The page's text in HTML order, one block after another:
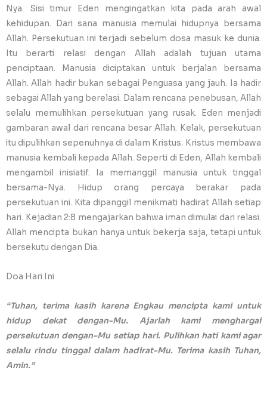
Nya. Sisi timur Eden mengingatkan kita pada arah awal
kehidupan. Dari sana manusia memulai hidupnya bersama
Allah. Persekutuan ini terjadi sebelum dosa masuk ke dunia.
Itu berarti relasi dengan Allah adalah tujuan utama
penciptaan. Manusia diciptakan untuk berjalan bersama
Allah. Allah hadir bukan sebagai Penguasa yang jauh. Ia hadir
sebagai Allah yang berelasi. Dalam rencana penebusan, Allah
selalu memulihkan persekutuan yang rusak. Eden menjadi
gambaran awal dari rencana besar Allah. Kelak, persekutuan
itu dipulihkan sepenuhnya di dalam Kristus. Kristus membawa
manusia kembali kepada Allah. Seperti di Eden, Allah kembali
mengambil inisiatif. Ia memanggil manusia untuk tinggal
bersama-Nya. Hidup orang percaya berakar pada
persekutuan ini. Kita dipanggil menikmati hadirat Allah setiap
hari. Kejadian 2:8 mengajarkan bahwa iman dimulai dari relasi.
Allah mencipta bukan hanya untuk bekerja saja, tetapi untuk
bersekutu dengan Dia.
Doa Hari Ini
“Tuhan, terima kasih karena Engkau mencipta kami untuk
hidup dekat dengan-Mu. Ajarlah kami menghargai
persekutuan dengan-Mu setiap hari. Pulihkan hati kami agar
selalu rindu tinggal dalam hadirat-Mu. Terima kasih Tuhan,
Amin.”